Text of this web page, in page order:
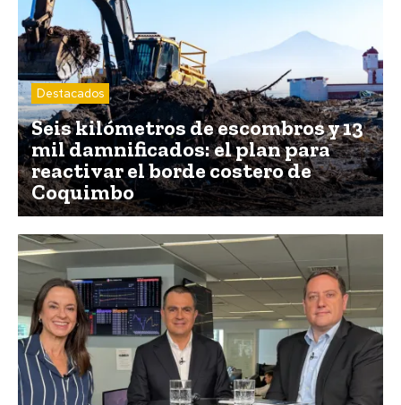
Destacados
Seis kilómetros de escombros y 13
mil damnificados: el plan para
reactivar el borde costero de
Coquimbo